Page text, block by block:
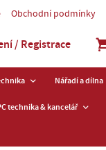
Obchodní podmínky
/ Registrace
Nářadí a dílna
technika & kancelář